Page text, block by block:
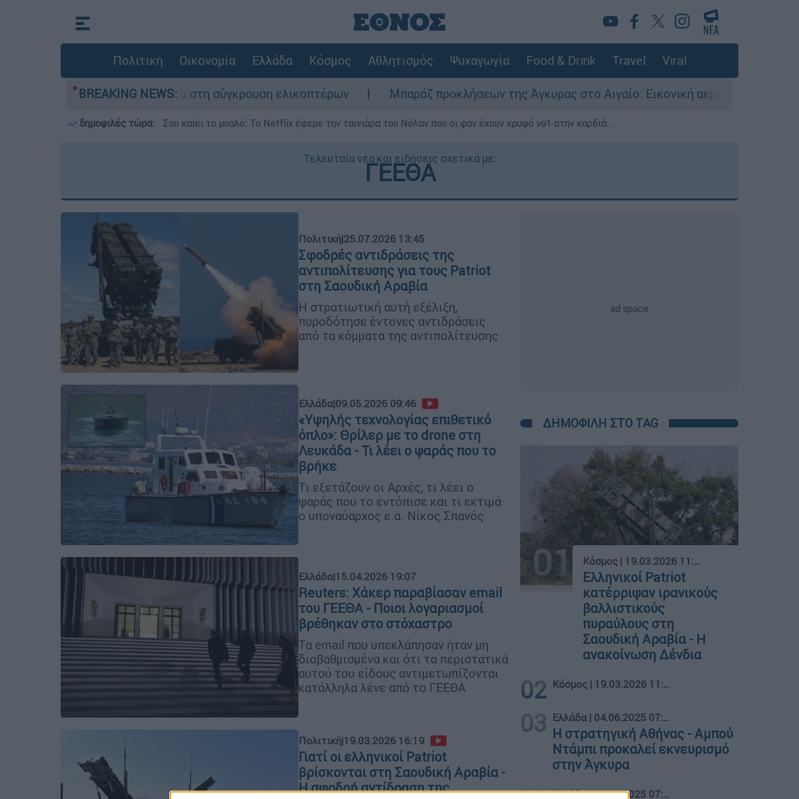
Πολιτική Οικονομία Ελλάδα Κόσμος Αθλητισμός Ψυχαγωγία Food & Drink Travel Viral
BREAKING NEWS:
τη ζωή του στη σύγκρουση ελικοπτέρων Μπαράζ προκλήσεων της Άγκυρας στο Αιγαίο: Εικονική αερομαχία ανάμεσα σε ελληνικά
δημοφιλές τώρα: Σου καίει το μυαλό: Το Netflix έφερε την ταινιάρα του Νόλαν που οι φαν έχουν κρυφό νο1 στην καρδιά...
Τελευταία νέα και ειδήσεις σχετικά με:
ΓΕΕΘΑ
Πολιτική|25.07.2026 13:45
Σφοδρές αντιδράσεις της
αντιπολίτευσης για τους Patriot
στη Σαουδική Αραβία
Η στρατιωτική αυτή εξέλιξη,
πυροδότησε έντονες αντιδράσεις
από τα κόμματα της αντιπολίτευσης
Ελλάδα|09.05.2026 09:46
«Υψηλής τεχνολογίας επιθετικό
όπλο»: Θρίλερ με το drone στη
Λευκάδα - Τι λέει ο ψαράς που το
βρήκε
Τι εξετάζουν οι Αρχές, τι λέει ο
ψαράς που το εντόπισε και τι εκτιμά
ο υποναύαρχος ε.α. Νίκος Σπανός
Ελλάδα|15.04.2026 19:07
Reuters: Χάκερ παραβίασαν email
του ΓΕΕΘΑ - Ποιοι λογαριασμοί
βρέθηκαν στο στόχαστρο
Τα email που υπεκλάπησαν ήταν μη
διαβαθμισμένα και ότι τα περιστατικά
αυτού του είδους αντιμετωπίζονται
κατάλληλα λένε από το ΓΕΕΘΑ
Πολιτική|19.03.2026 16:19
Γιατί οι ελληνικοί Patriot
βρίσκονται στη Σαουδική Αραβία -
Η σφοδρή αντίδραση της
ΔΗΜΟΦΙΛΗ ΣΤΟ TAG
01 Κόσμος | 19.03.2026 11:32
Ελληνικοί Patriot
κατέρριψαν ιρανικούς
βαλλιστικούς
πυραύλους στη
Σαουδική Αραβία - Η
ανακοίνωση Δένδια
02 Κόσμος | 19.03.2026 11:32
03 Ελλάδα | 04.06.2025 07:14
Η στρατηγική Αθήνας - Αμπού
Ντάμπι προκαλεί εκνευρισμό
στην Άγκυρα
Ελλάδα|28.03.2025 07:29